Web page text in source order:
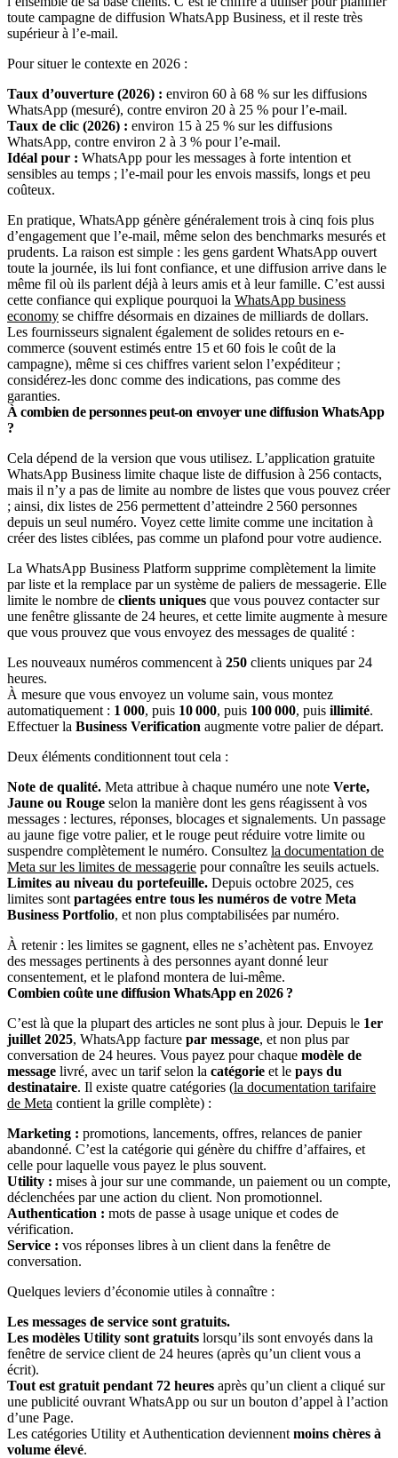
toute campagne de diffusion WhatsApp Business, et il reste très
supérieur à l’e-mail.
Pour situer le contexte en 2026 :
Taux d’ouverture (2026) : environ 60 à 68 % sur les diffusions
WhatsApp (mesuré), contre environ 20 à 25 % pour l’e-mail.
Taux de clic (2026) : environ 15 à 25 % sur les diffusions
WhatsApp, contre environ 2 à 3 % pour l’e-mail.
Idéal pour : WhatsApp pour les messages à forte intention et
sensibles au temps ; l’e-mail pour les envois massifs, longs et peu
coûteux.
En pratique, WhatsApp génère généralement trois à cinq fois plus
d’engagement que l’e-mail, même selon des benchmarks mesurés et
prudents. La raison est simple : les gens gardent WhatsApp ouvert
toute la journée, ils lui font confiance, et une diffusion arrive dans le
même fil où ils parlent déjà à leurs amis et à leur famille. C’est aussi
cette confiance qui explique pourquoi la WhatsApp business
economy se chiffre désormais en dizaines de milliards de dollars.
Les fournisseurs signalent également de solides retours en e-
commerce (souvent estimés entre 15 et 60 fois le coût de la
campagne), même si ces chiffres varient selon l’expéditeur ;
considérez-les donc comme des indications, pas comme des
garanties.
À combien de personnes peut-on envoyer une diffusion WhatsApp
?
Cela dépend de la version que vous utilisez. L’application gratuite
WhatsApp Business limite chaque liste de diffusion à 256 contacts,
mais il n’y a pas de limite au nombre de listes que vous pouvez créer
; ainsi, dix listes de 256 permettent d’atteindre 2 560 personnes
depuis un seul numéro. Voyez cette limite comme une incitation à
créer des listes ciblées, pas comme un plafond pour votre audience.
La WhatsApp Business Platform supprime complètement la limite
par liste et la remplace par un système de paliers de messagerie. Elle
limite le nombre de clients uniques que vous pouvez contacter sur
une fenêtre glissante de 24 heures, et cette limite augmente à mesure
que vous prouvez que vous envoyez des messages de qualité :
Les nouveaux numéros commencent à 250 clients uniques par 24
heures.
À mesure que vous envoyez un volume sain, vous montez
automatiquement : 1 000, puis 10 000, puis 100 000, puis illimité.
Effectuer la Business Verification augmente votre palier de départ.
Deux éléments conditionnent tout cela :
Note de qualité. Meta attribue à chaque numéro une note Verte,
Jaune ou Rouge selon la manière dont les gens réagissent à vos
messages : lectures, réponses, blocages et signalements. Un passage
au jaune fige votre palier, et le rouge peut réduire votre limite ou
suspendre complètement le numéro. Consultez la documentation de
Meta sur les limites de messagerie pour connaître les seuils actuels.
Limites au niveau du portefeuille. Depuis octobre 2025, ces
limites sont partagées entre tous les numéros de votre Meta
Business Portfolio, et non plus comptabilisées par numéro.
À retenir : les limites se gagnent, elles ne s’achètent pas. Envoyez
des messages pertinents à des personnes ayant donné leur
consentement, et le plafond montera de lui-même.
Combien coûte une diffusion WhatsApp en 2026 ?
C’est là que la plupart des articles ne sont plus à jour. Depuis le 1er
juillet 2025, WhatsApp facture par message, et non plus par
conversation de 24 heures. Vous payez pour chaque modèle de
message livré, avec un tarif selon la catégorie et le pays du
destinataire. Il existe quatre catégories (la documentation tarifaire
de Meta contient la grille complète) :
Marketing : promotions, lancements, offres, relances de panier
abandonné. C’est la catégorie qui génère du chiffre d’affaires, et
celle pour laquelle vous payez le plus souvent.
Utility : mises à jour sur une commande, un paiement ou un compte,
déclenchées par une action du client. Non promotionnel.
Authentication : mots de passe à usage unique et codes de
vérification.
Service : vos réponses libres à un client dans la fenêtre de
conversation.
Quelques leviers d’économie utiles à connaître :
Les messages de service sont gratuits.
Les modèles Utility sont gratuits lorsqu’ils sont envoyés dans la
fenêtre de service client de 24 heures (après qu’un client vous a
écrit).
Tout est gratuit pendant 72 heures après qu’un client a cliqué sur
une publicité ouvrant WhatsApp ou sur un bouton d’appel à l’action
d’une Page.
Les catégories Utility et Authentication deviennent moins chères à
volume élevé.